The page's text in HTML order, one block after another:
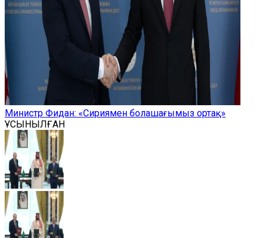
Министр Фидан: «Сириямен болашағымыз ортақ»
ҰСЫНЫЛҒАН